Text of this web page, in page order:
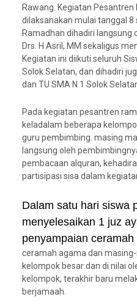
Rawang. Kegiatan Pesantren
dilaksanakan mulai tanggal
Ramadhan dihadiri langsung
Drs. H Asril, MM sekaligus
Kegiatan ini diikuti seluruh
Solok Selatan, dan dihadiri
dan TU SMA N 1 Solok
Pada kegiatan pesantren
keladalam beberapa
guru pembimbing. masing
langsung oleh
pembacaan alquran,
partisipasi sisa dalam
Dalam satu hari siswa
menyelesaikan 1 juz
penyampaian ceramah
ceramah agama dari
kelompok besar dan di nilai
kelompok, terakhir baru
berjamaah.